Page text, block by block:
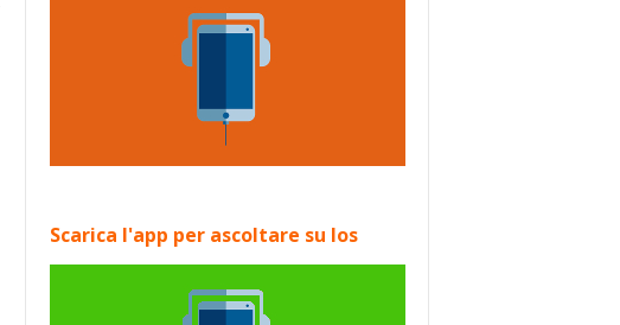
Scarica l'app per ascoltare su Ios